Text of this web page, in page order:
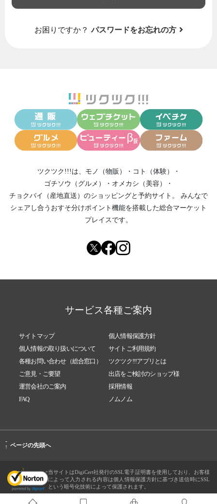
お困りですか？ パスワードをお忘れの方
ツクツク!!!は、 モノ（物販） ・ コト（体験）
・
ゴチソウ（グルメ）
・ オメカシ（美容）
・
チョクバイ（産地直送） のショッピングと予約サイト。
みんなで
シェアし合う おすそ分けポイント機能を搭載した総合マーケット
プレイスです。
サービス各種ご案内
サイトマップ
個人情報保護方針
個人情報の取り扱いについて
サイトご利用規約
各種お問い合わせ（総合窓口）
ツクツク!!!アプリとは
ご意見・ご要望
出店をご検討のショップ様
運営会社のご案内
採用情報
FAQ
ノムノム
-
↑ ページの先頭へ
当サイトはDigiCert社発行のSSL電子証明書を使用しており、お客様
によって入力される内容は個人情報保護方針に基づき送信時にSSL
という暗号化技術によって保護されます。